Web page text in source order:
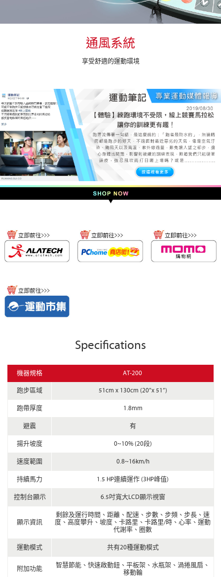
通風系統
享受舒適的運動環境
Specifications
機器規格 AT-200
跑步區域 51cm x 130cm (20”x 51”)
跑帶厚度 1.8mm
避震 有
揚升坡度 0~10% (20段)
速度範圍 0.8~16km/h
持續馬力 1.5 HP連續運作 (3HP峰值)
控制台顯示 6.5吋寬大LCD顯示視窗
顯示資訊
剩餘及運行時間、距離、配速、步數、步頻、步長、速
度、高度攀升、坡度、卡路里、卡路里/時、心率、運動
代謝率、圈數
運動模式 共有20種運動模式
附加功能
智慧節能、快速啟動鈕、平板架、水瓶架、渦捲風扇、
移動輪